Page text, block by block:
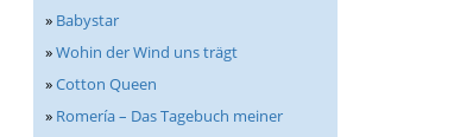
» Babystar
»Wohin der Wind uns trägt
»Cotton Queen
» Romería – Das Tagebuch meiner